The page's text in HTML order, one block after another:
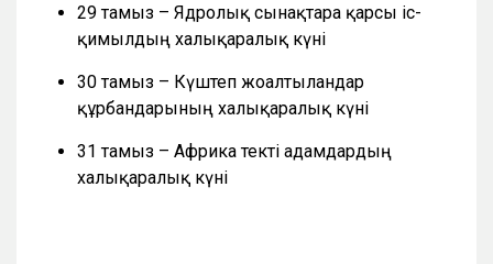
29 тамыз – Ядролық сынақтарға қарсы іс-
қимылдың халықаралық күні
30 тамыз – Күштеп жоғалтылғандар
құрбандарының халықаралық күні
31 тамыз – Африка текті адамдардың
халықаралық күні